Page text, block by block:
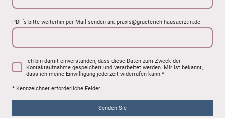
PDF´s bitte weiterhin per Mail senden an: praxis@grueterich-hausaerztin.de
Ich bin damit einverstanden, dass diese Daten zum Zweck der
Kontaktaufnahme gespeichert und verarbeitet werden. Mir ist bekannt,
dass ich meine Einwilligung jederzeit widerrufen kann.*
* Kennzeichnet erforderliche Felder
Senden Sie